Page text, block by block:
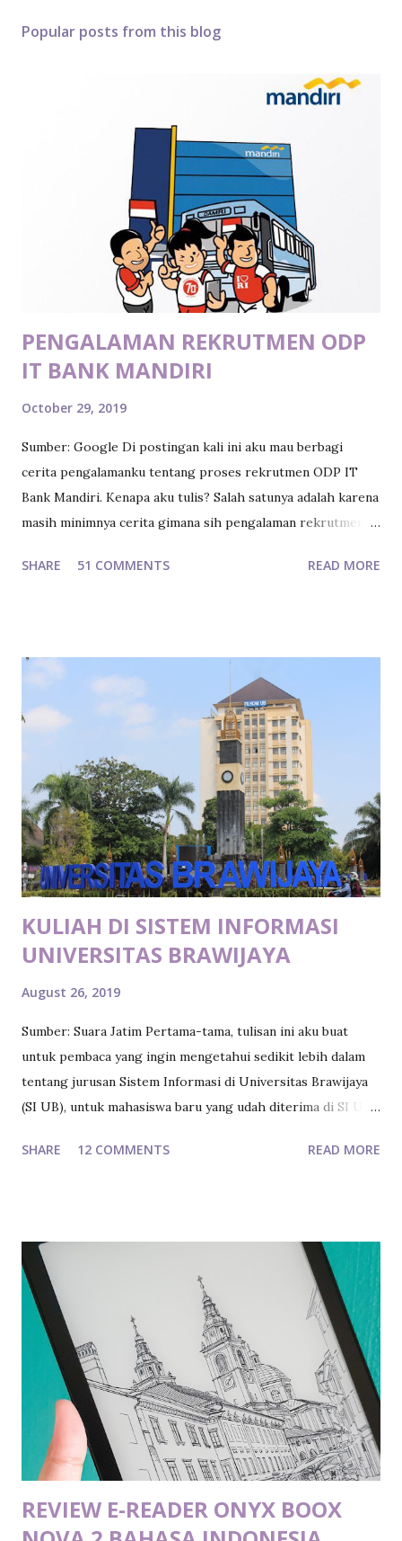
Popular posts from this blog
PENGALAMAN REKRUTMEN ODP
IT BANK MANDIRI
October 29, 2019
Sumber: Google Di postingan kali ini aku mau berbagi
cerita pengalamanku tentang proses rekrutmen ODP IT
Bank Mandiri. Kenapa aku tulis? Salah satunya adalah karena
masih minimnya cerita gimana sih pengalaman rekrutmen
pengalaman rekrutmen untuk ODP General Bank Mandiri
blog doang yang ceritain tentang pengalamannya waktu ikut
seleksi rekrutmen ODP IT Bank Mandiri. Nah, tujuan aku
berbagi pengalaman ini gak lain gak bukan adalah sekadar
sharing dan memberi gambaran tentang apa aja kira-kira
prosesnya dan gimana aja prosesnya. Sebelumnya perlu
juga diketahui apa sebenarnya yang memotivasiku untuk
coba daftar di ODP IT Bank Mandiri ini. Jadi, awalnya aku
sempat buka Linkedin dan lihat ada salah satu teman
seangkatan yang udah kerja sebagai ODP IT Bank Mandiri.
Dari situ aku ...
SHARE 51 COMMENTS READ MORE
KULIAH DI SISTEM INFORMASI
UNIVERSITAS BRAWIJAYA
August 26, 2019
Sumber: Suara Jatim Pertama-tama, tulisan ini aku buat
untuk pembaca yang ingin mengetahui sedikit lebih dalam
tentang jurusan Sistem Informasi di Universitas Brawijaya
(SI UB), untuk mahasiswa baru yang udah diterima di SI UB
postingan ini. Sekadar informasi, saat aku menulis tulisan
bakal aku pelajari di SI UB ini. Oke, lah, kita semua pasti
udah cari tahu pengertian SI sendiri itu apa di internet dan
prospek kerja ke depannya seperti apa, namun aku melihat
kurangnya ulasan tentang apa aja yang dipelajari di SI.
Mungkin secara umum dijelaskan di SI itu pelajari apa aja,
tapi tetap aja, masih bingung. Iya gak? Waktu aku masih
maba, ada matkul Pengantar Teknologi Informasi (PTIIK).
Dosen yang ngajar kasih tahu, idealnya, di tahun pertama...
SHARE 12 COMMENTS READ MORE
REVIEW E-READER ONYX BOOX